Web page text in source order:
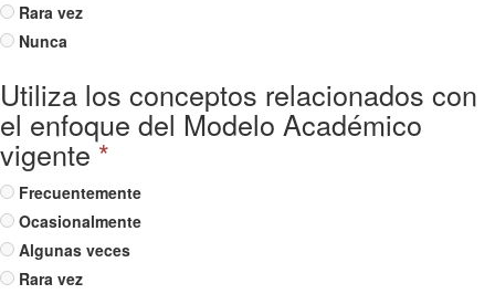
Rara vez
Nunca
Utiliza los conceptos relacionados con
el enfoque del Modelo Académico
vigente *
Frecuentemente
Ocasionalmente
Algunas veces
Rara vez